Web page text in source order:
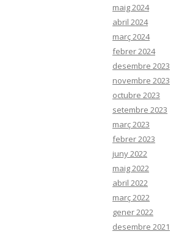
maig 2024
abril 2024
març 2024
febrer 2024
desembre 2023
novembre 2023
octubre 2023
setembre 2023
març 2023
febrer 2023
juny 2022
maig 2022
abril 2022
març 2022
gener 2022
desembre 2021